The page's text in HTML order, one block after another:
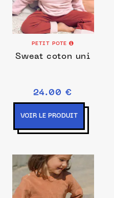
PETIT POTE
Sweat coton uni
24.00 €
VOIR LE PRODUIT